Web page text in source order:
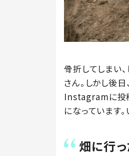
骨折してしまい
さん。しかし後
Instagramに投稿
になっています
畑に行